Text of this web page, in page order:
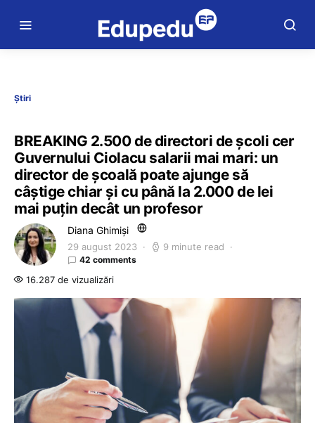
Știri
BREAKING 2.500 de directori de școli cer
Guvernului Ciolacu salarii mai mari: un
director de școală poate ajunge să
câștige chiar și cu până la 2.000 de lei
mai puțin decât un profesor
Diana Ghimiși
29 august 2023 9 minute read
42 comments
16.287 de vizualizări